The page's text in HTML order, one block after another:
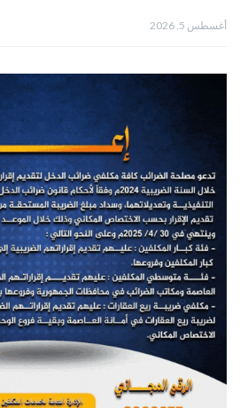
أغسطس 5, 2026